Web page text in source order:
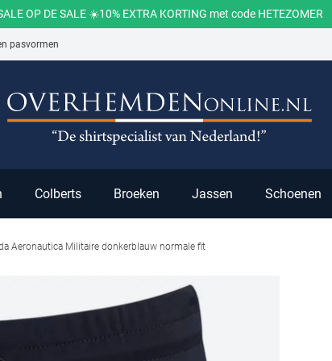
OP DE SALE ☀️10% EXTRA KORTING met code HETEZOMER
pasvormen
Colberts Broeken Jassen Schoenen
Aeronautica Militaire donkerblauw normale fit